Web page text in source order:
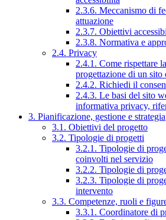
2.3.6. Meccanismo di
attuazione
2.3.7. Obiettivi
2.3.8. Normativa e
2.4. Privacy
2.4.1. Come rispettare
progettazione di un
2.4.2. Richiedi il
2.4.3. Le basi del sito
informativa privacy,
3. Pianificazione, gestione e strategia
3.1. Obiettivi del progetto
3.2. Tipologie di progetti
3.2.1. Tipologie di
coinvolti nel servizio
3.2.2. Tipologie di
3.2.3. Tipologie di
intervento
3.3. Competenze, ruoli e
3.3.1. Coordinatore di